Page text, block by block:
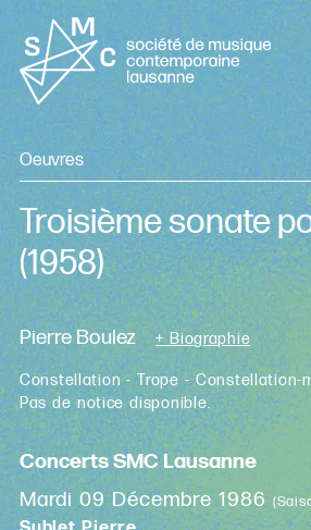
Oeuvres
Troisième sonate
(1958)
Pierre Boulez + Biographie
Constellation - Trope - Constellation-
Pas de notice disponible.
Concerts SMC Lausanne
Mardi 09 Décembre 1986